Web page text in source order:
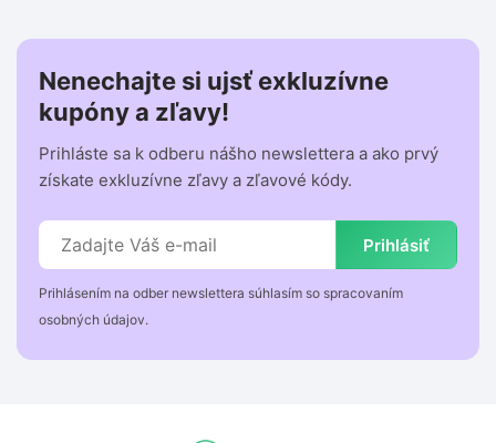
Nenechajte si ujsť exkluzívne
kupóny a zľavy!
Prihláste sa k odberu nášho newslettera a ako prvý
získate exkluzívne zľavy a zľavové kódy.
Prihlásiť
Prihlásením na odber newslettera súhlasím so spracovaním
osobných údajov.